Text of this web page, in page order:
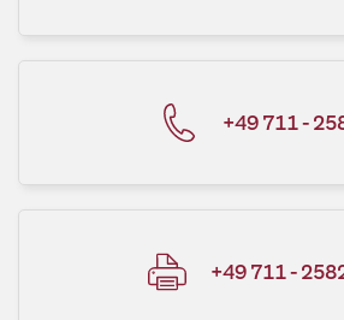
+49 711 -
+49 711 -